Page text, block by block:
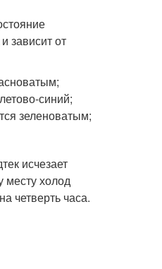
зависит от
синий;
зеленоватым;
исчезает
месту холод
четверть часа.